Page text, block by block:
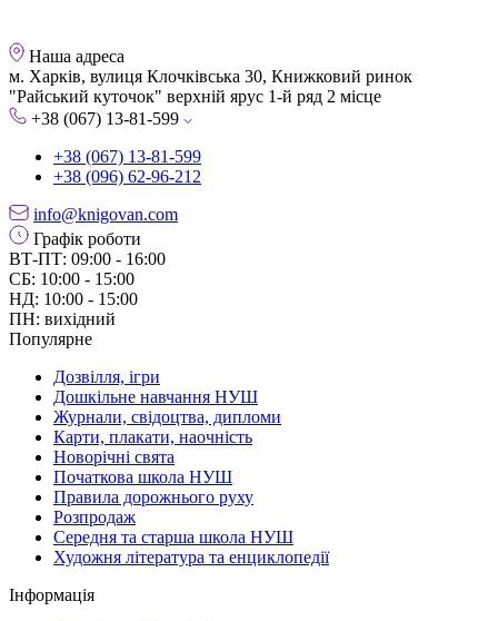
Наша адреса
м. Харків, вулиця Клочківська 30, Книжковий ринок
"Райський куточок" верхній ярус 1-й ряд 2 місце
+38 (067) 13-81-599
+38 (067) 13-81-599
+38 (096) 62-96-212
info@knigovan.com
Графік роботи
ВТ-ПТ: 09:00 - 16:00
СБ: 10:00 - 15:00
НД: 10:00 - 15:00
ПН: вихідний
Популярне
Дозвілля, ігри
Дошкільне навчання НУШ
Журнали, свідоцтва, дипломи
Карти, плакати, наочність
Новорічні свята
Початкова школа НУШ
Правила дорожнього руху
Розпродаж
Середня та старша школа НУШ
Художня література та енциклопедії
Інформація